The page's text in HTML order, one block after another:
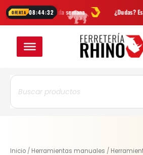
OFERTA 08:44:32
cada semana ¿Dudas?
contenido
Búsqueda
productos
Inicio / Herramientas manuales /